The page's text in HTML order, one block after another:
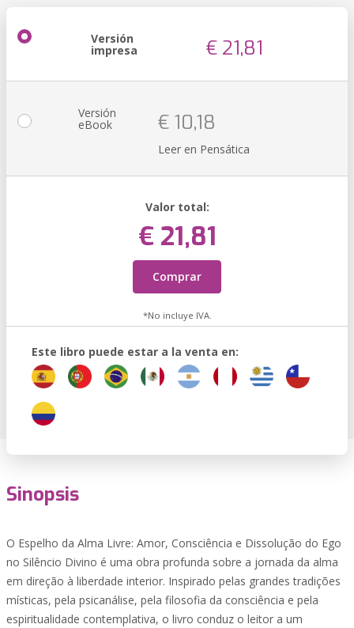
Versión
impresa € 21,81
Versión
eBook € 10,18
Leer en Pensática
Valor total:
€ 21,81
Comprar
*No incluye IVA.
Este libro puede estar a la venta en:
Sinopsis
O Espelho da Alma Livre: Amor, Consciência e Dissolução do Ego
no Silêncio Divino é uma obra profunda sobre a jornada da alma
em direção à liberdade interior. Inspirado pelas grandes tradições
místicas, pela psicanálise, pela filosofia da consciência e pela
espiritualidade contemplativa, o livro conduz o leitor a um